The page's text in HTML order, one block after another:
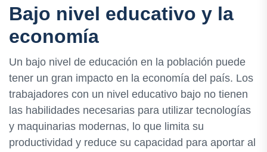
Bajo nivel educativo y la
economía
Un bajo nivel de educación en la población puede
tener un gran impacto en la economía del país. Los
trabajadores con un nivel educativo bajo no tienen
las habilidades necesarias para utilizar tecnologías
y maquinarias modernas, lo que limita su
productividad y reduce su capacidad para aportar al